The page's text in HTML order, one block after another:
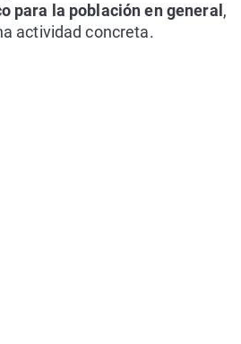
para la población en general ,
actividad concreta.